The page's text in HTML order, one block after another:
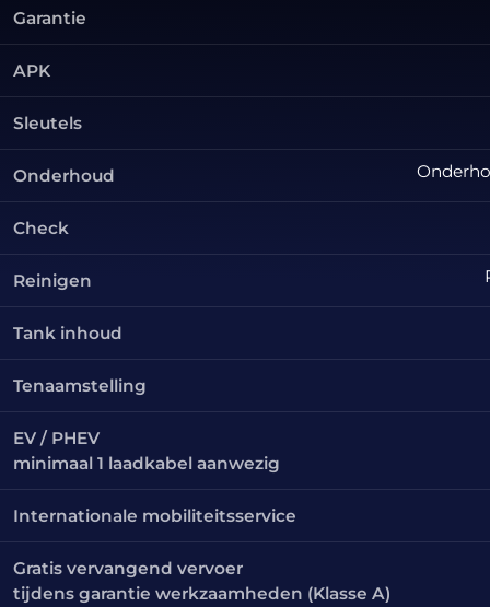
Garantie
APK
Sleutels
Onderhoud
Check
Reinigen
Tank inhoud
Tenaamstelling
EV / PHEV
minimaal 1 laadkabel aanwezig
Internationale mobiliteitsservice
Gratis vervangend vervoer
tijdens garantie werkzaamheden (Klasse A)